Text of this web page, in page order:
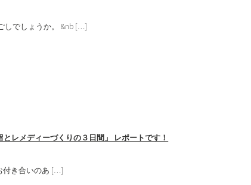
しでしょうか。 &nb […]
レメディーづくりの３日間」 レポートです！
付き合いのあ […]